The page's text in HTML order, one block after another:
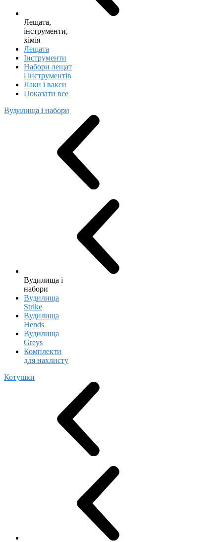
Лещата,
інструменти,
хімія
Лещата
Інструменти
Набори лещат
і інструментів
Лаки і вакси
Показати все
Вудилища і набори
Вудилища і
набори
Вудилища
Strike
Вудилища
Hends
Вудилища
Greys
Комплекти
для нахлисту
Котушки